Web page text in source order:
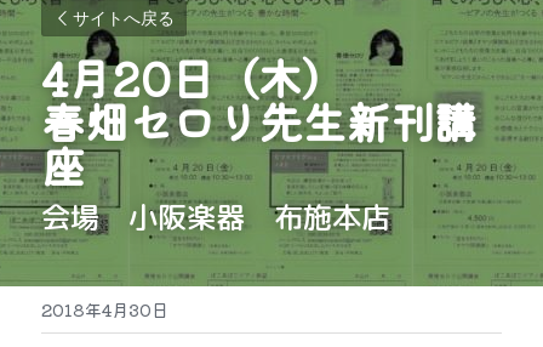
サイトへ戻る
4月20日（木）
春畑セロリ先生新刊講
座
会場　小阪楽器　布施本店
2018年4月30日